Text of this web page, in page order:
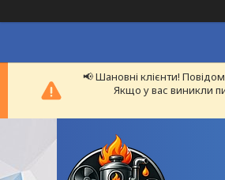
📢 Шановні клієнти!
Якщо у вас виникли